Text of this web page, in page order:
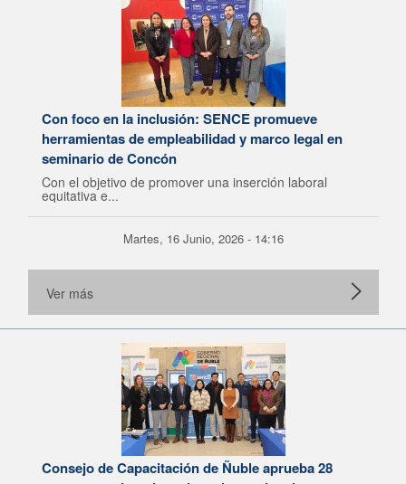
Con foco en la inclusión: SENCE promueve
herramientas de empleabilidad y marco legal en
seminario de Concón
Con el objetivo de promover una inserción laboral
equitativa e...
Martes, 16 Junio, 2026 - 14:16
Ver más
Consejo de Capacitación de Ñuble aprueba 28